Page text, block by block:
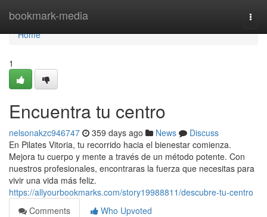
bookmark-media
Home
Home
1
Encuentra tu centro
nelsonakzc946747 359 days ago News
Discuss
En Pilates Vitoria, tu recorrido hacia el bienestar comienza.
Mejora tu cuerpo y mente a través de un método potente. Con
nuestros profesionales, encontraras la fuerza que necesitas para
vivir una vida más feliz.
https://allyourbookmarks.com/story19988811/descubre-tu-centro
Comments
Who Upvoted